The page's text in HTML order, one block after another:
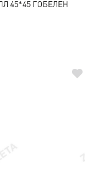
45*45 ГОБЕЛЕН